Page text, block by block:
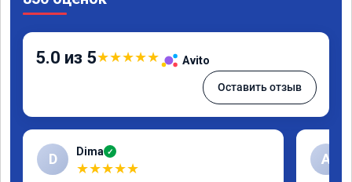
5.0 из 5★★★★★ Avito
Оставить отзыв
D Dima ✓
★★★★★
А